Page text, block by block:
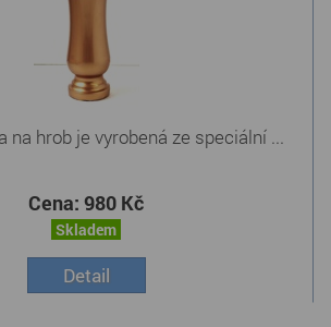
na hrob je vyrobená ze speciální ...
Cena: 980 Kč
Skladem
Detail